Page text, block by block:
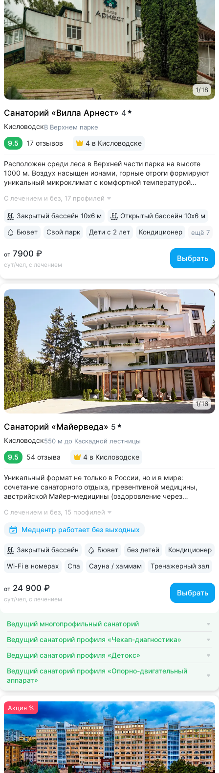
1/18
Санаторий «Вилла Арнест» 4
КисловодскВ Верхнем парке
9.5 17 отзывов 4 в Кисловодске
Расположен среди леса в Верхней части парка на высоте
1000 м. Воздух насыщен ионами, горные отроги формируют
уникальный микроклимат с комфортной температурой
№ 2Б Кисловодского парка • Один из лучших вариантов для
С лечением и без, 17 профилей
от 7900 ₽
сут/чел, с лечением
Выбрать
Закрытый бассейн 10х6 м Открытый бассейн 10х6 м
Бювет Свой парк Дети с 2 лет Кондиционер ещё 7
1/16
Санаторий «Майерведа» 5
Кисловодск550 м до Каскадной лестницы
9.5 54 отзыва 4 в Кисловодске
Уникальный формат не только в России, но и в мире:
сочетание санаторного отдыха, превентивной медицины,
австрийской Майер-медицины (оздоровление через
Победитель международной премии The World Luxury Awards.
Премия «Вояж» за лучший велнес-проект...
С лечением и без, 15 профилей
Медцентр работает без выходных
от 24 900 ₽
сут/чел, с лечением
Выбрать
Закрытый бассейн Бювет без детей Кондиционер
Wi-Fi в номерах Спа Сауна / хаммам Тренажерный зал
Ведущий многопрофильный санаторий
Ведущий санаторий профиля «Чекап-диагностика»
Ведущий санаторий профиля «Детокс»
Ведущий санаторий профиля «Опорно-двигательный
аппарат»
Акция %